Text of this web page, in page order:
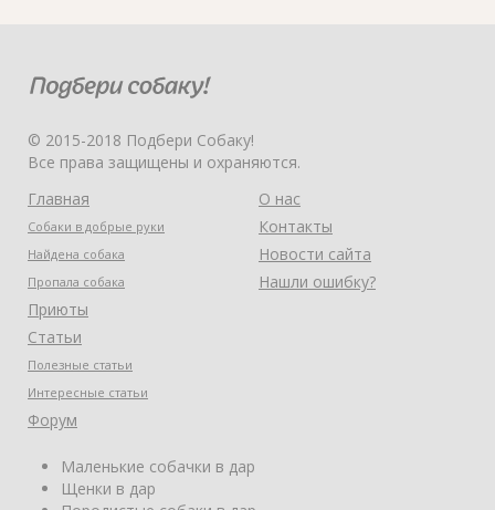
© 2015-2018 Подбери Собаку!
Все права защищены и охраняются.
Главная
Собаки в добрые руки
Найдена собака
Пропала собака
Приюты
Статьи
Полезные статьи
Интересные статьи
Форум
О нас
Контакты
Новости сайта
Нашли ошибку?
Маленькие собачки в дар
Щенки в дар